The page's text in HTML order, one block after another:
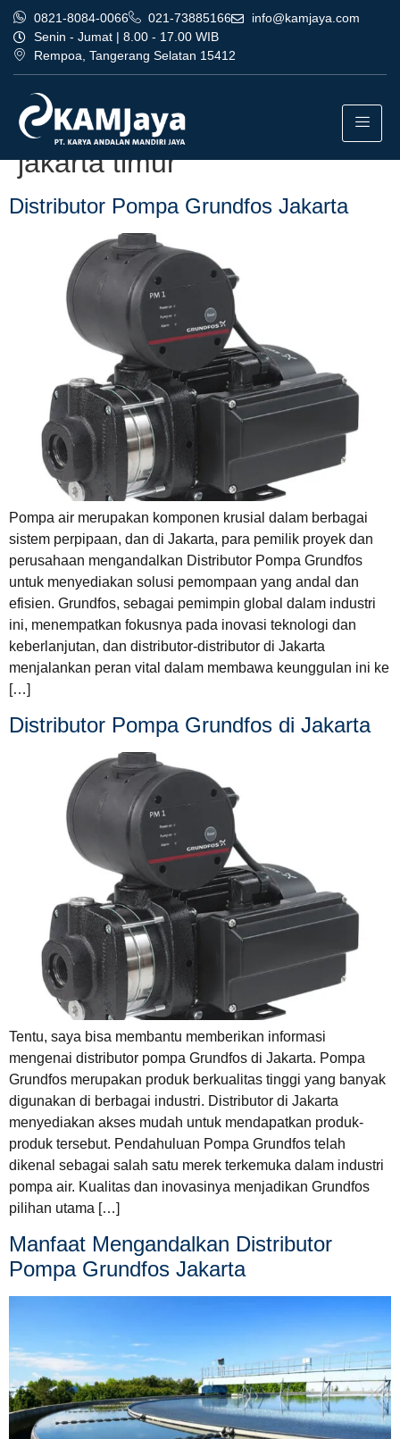
0821-8084-0066 021-73885166
info@kamjaya.com
Senin - Jumat | 8.00 - 17.00 WIB
Rempoa, Tangerang Selatan 15412
Tag:
grundfos jakarta termurah
jakarta timur
Distributor Pompa Grundfos Jakarta
Pompa air merupakan komponen krusial dalam berbagai
sistem perpipaan, dan di Jakarta, para pemilik proyek dan
perusahaan mengandalkan Distributor Pompa Grundfos
untuk menyediakan solusi pemompaan yang andal dan
efisien. Grundfos, sebagai pemimpin global dalam industri
ini, menempatkan fokusnya pada inovasi teknologi dan
keberlanjutan, dan distributor-distributor di Jakarta
menjalankan peran vital dalam membawa keunggulan ini ke
[…]
Distributor Pompa Grundfos di Jakarta
Tentu, saya bisa membantu memberikan informasi
mengenai distributor pompa Grundfos di Jakarta. Pompa
Grundfos merupakan produk berkualitas tinggi yang banyak
digunakan di berbagai industri. Distributor di Jakarta
menyediakan akses mudah untuk mendapatkan produk-
produk tersebut. Pendahuluan Pompa Grundfos telah
dikenal sebagai salah satu merek terkemuka dalam industri
pompa air. Kualitas dan inovasinya menjadikan Grundfos
pilihan utama […]
Manfaat Mengandalkan Distributor
Pompa Grundfos Jakarta